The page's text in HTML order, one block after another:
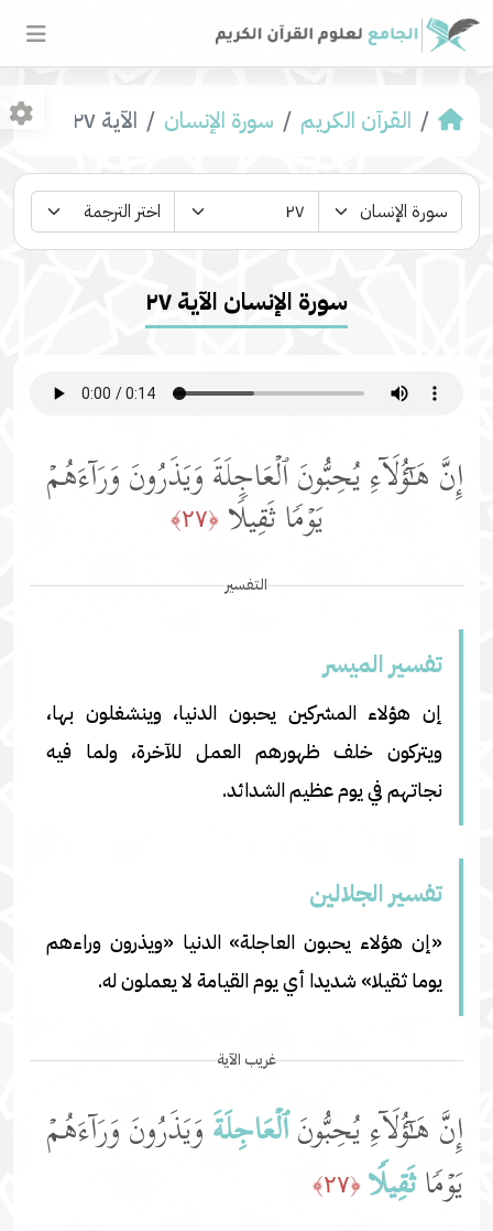
القرآن الكريم سورة الإنسان الآية ٢٧
سورة الإنسان الآية ٢٧
إِنَّ هَـٰۤؤُلَاۤءِ یُحِبُّونَ ٱلۡعَاجِلَةَ وَیَذَرُونَ وَرَاۤءَهُمۡ
یَوۡمࣰا ثَقِیلࣰا ﴿٢٧﴾
التفسير
تفسير المیسر
إن هؤلاء المشركين يحبون الدنيا، وينشغلون بها،
ويتركون خلف ظهورهم العمل للآخرة، ولما فيه
نجاتهم في يوم عظيم الشدائد.
تفسير الجلالين
«إن هؤلاء يحبون العاجلة» الدنيا «ويذرون وراءهم
يوما ثقيلا» شديدا أي يوم القيامة لا يعملون له.
غريب الآية
إِنَّ هَـٰۤؤُلَاۤءِ یُحِبُّونَٱلۡعَاجِلَةَ وَیَذَرُونَ وَرَاۤءَهُمۡ
یَوۡمࣰاثَقِیلࣰا ﴿٢٧﴾